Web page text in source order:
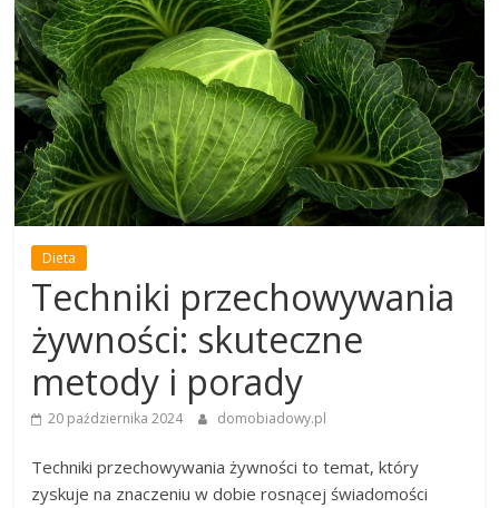
Dieta
Techniki przechowywania
żywności: skuteczne
metody i porady
20 października 2024 domobiadowy.pl
Techniki przechowywania żywności to temat, który
zyskuje na znaczeniu w dobie rosnącej świadomości